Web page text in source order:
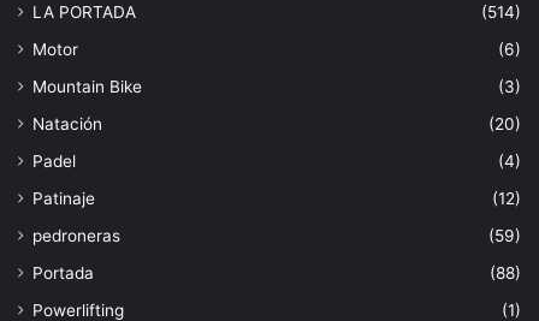
LA PORTADA
(514)
Motor
(6)
Mountain Bike
(3)
Natación
(20)
Padel
(4)
Patinaje
(12)
pedroneras
(59)
Portada
(88)
Powerlifting
(1)